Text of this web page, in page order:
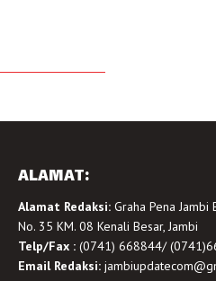
ALAMAT:
Alamat Redaksi:Graha Pena Jambi
No. 35 KM. 08 Kenali Besar, Jambi
Telp/Fax :(0741) 668844/
Email Redaksi: